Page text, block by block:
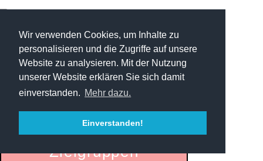
Wir verwenden Cookies, um Inhalte zu
personalisieren und die Zugriffe auf unsere
Website zu analysieren. Mit der Nutzung
unserer Website erklären Sie sich damit
einverstanden. Mehr dazu.
Einverstanden!
Startseite
Zielgruppen